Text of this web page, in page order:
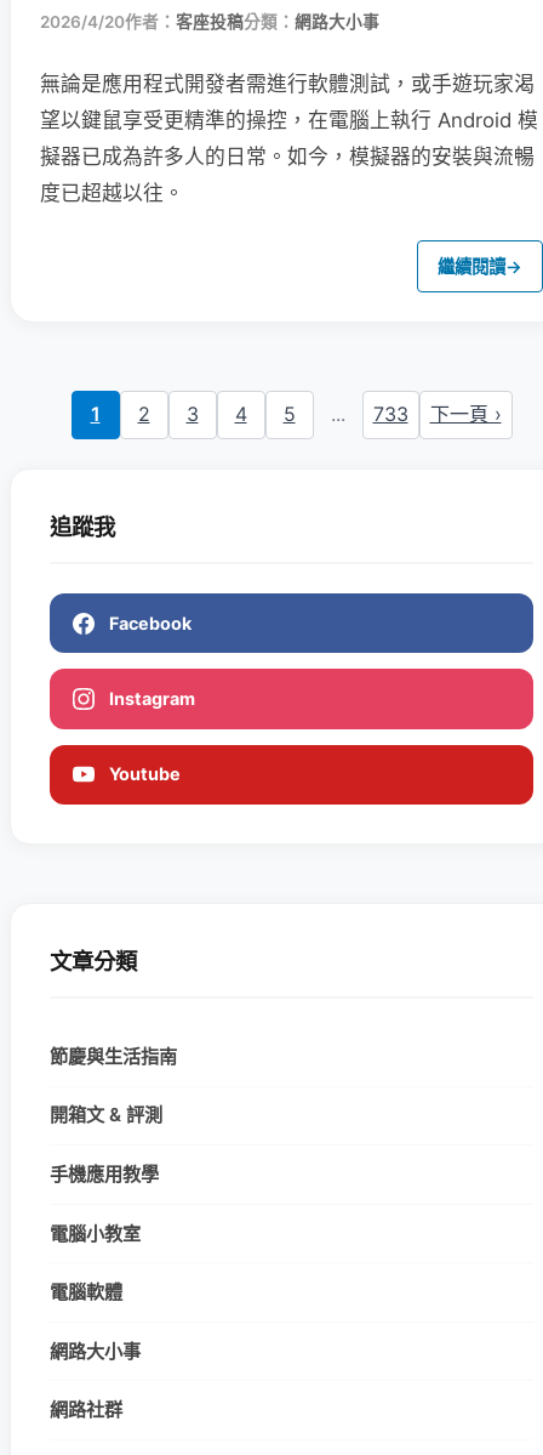
2026/4/20作者： 客座投稿分類： 網路大小事
無論是應用程式開發者需進行軟體測試，或手遊玩家渴
望以鍵鼠享受更精準的操控，在電腦上執行 Android 模
擬器已成為許多人的日常。如今，模擬器的安裝與流暢
度已超越以往。
繼續閱讀→
1 2 3 4 5 ... 733 下一頁 ›
追蹤我
Facebook
Instagram
Youtube
文章分類
節慶與生活指南
開箱文 & 評測
手機應用教學
電腦小教室
電腦軟體
網路大小事
網路社群